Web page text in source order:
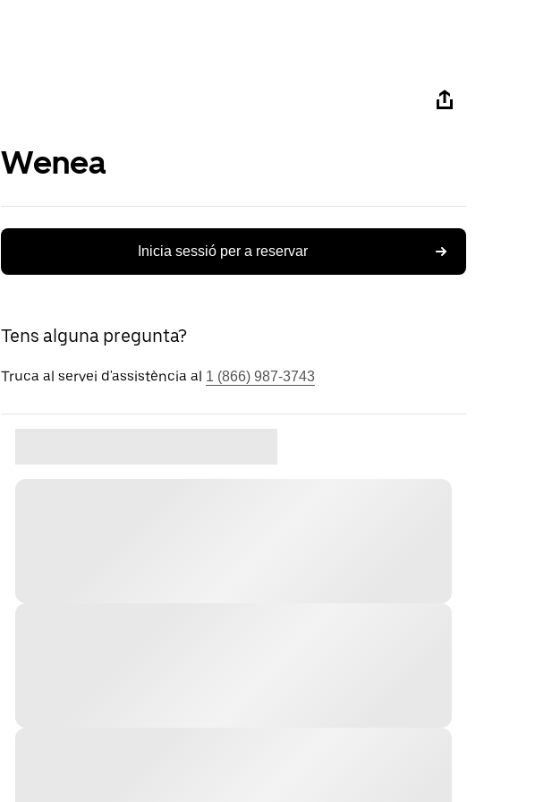
Wenea
Inicia sessió per a reservar
Tens alguna pregunta?
Truca al servei d'assistència al 1 (866) 987-3743